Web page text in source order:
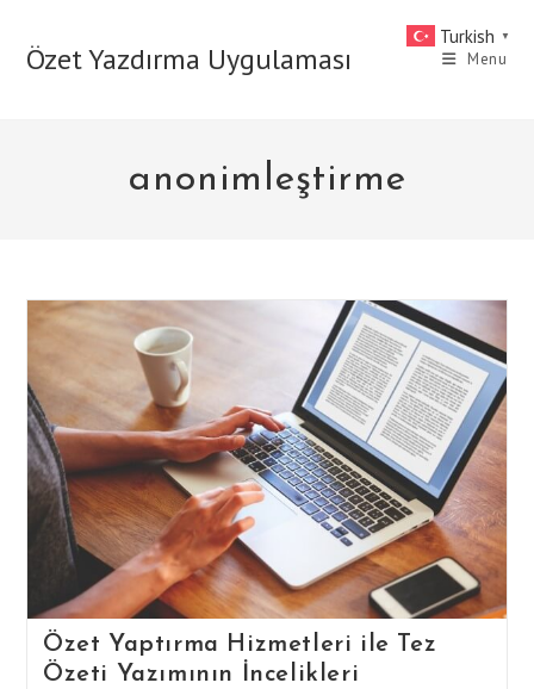
contentÖzet Yazdırma Uygulaması Menu
anonimleştirme
Özet Yaptırma Hizmetleri ile Tez
Özeti Yazımının İncelikleri
Turkish ▼